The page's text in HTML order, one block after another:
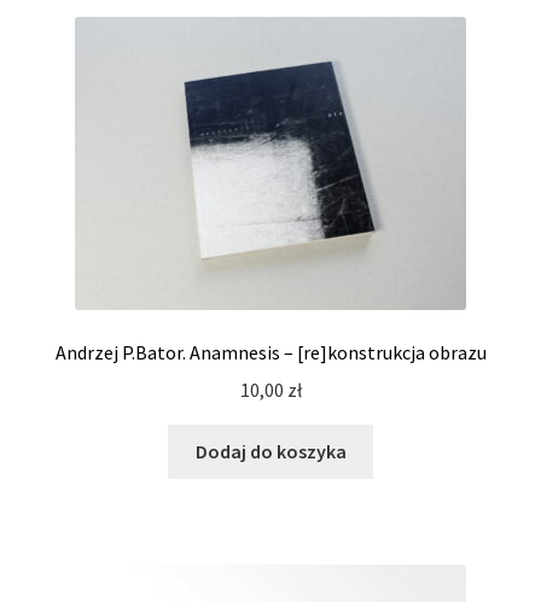
Andrzej P.Bator. Anamnesis – [re]konstrukcja obrazu
10,00 zł
Dodaj do koszyka